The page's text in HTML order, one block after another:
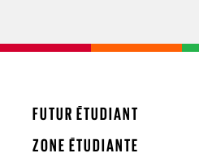
FUTUR ÉTUDIANT
ZONE ÉTUDIANTE